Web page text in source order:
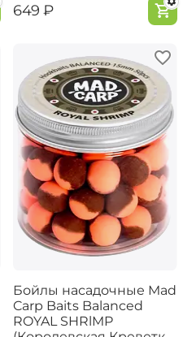
‍649‍ ₽
Бойлы насадочные Mad
Carp Baits Balanced
ROYAL SHRlMP